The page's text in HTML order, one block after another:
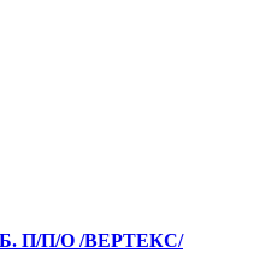
П/П/О /ВЕРТЕКС/